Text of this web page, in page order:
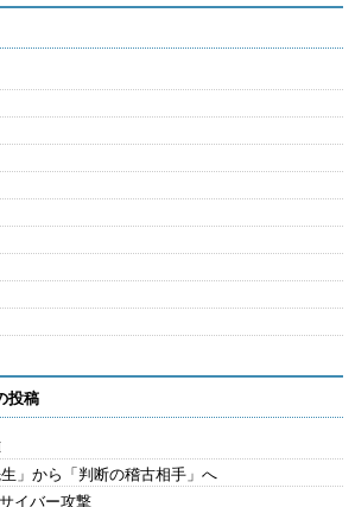
投稿
」から「判断の稽古相手」へ
イバー攻撃